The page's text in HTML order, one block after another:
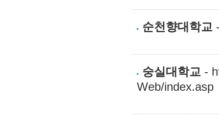
순천향대학교
숭실대학교 -
Web/index.asp